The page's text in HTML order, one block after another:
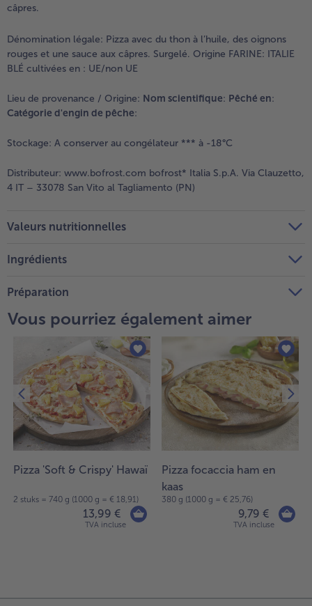
câpres.
Dénomination légale: Pizza avec du thon à l’huile, des oignons
rouges et une sauce aux câpres. Surgelé. Origine FARINE: ITALIE
BLÉ cultivées en : UE/non UE
Lieu de provenance / Origine: Nom scientifique: Pêché en:
Catégorie d'engin de pêche:
Stockage: A conserver au congélateur *** à -18°C
Distributeur: www.bofrost.com bofrost* Italia S.p.A. Via Clauzetto,
4 IT – 33078 San Vito al Tagliamento (PN)
Valeurs nutritionnelles
Ingrédients
Préparation
Vous pourriez également aimer
Pizza 'Soft & Crispy' Hawaï
2 stuks = 740 g (1000 g = € 18,91)
13,99 €
TVA incluse
Pizza focaccia ham en
kaas
380 g (1000 g = € 25,76)
9,79 €
TVA incluse